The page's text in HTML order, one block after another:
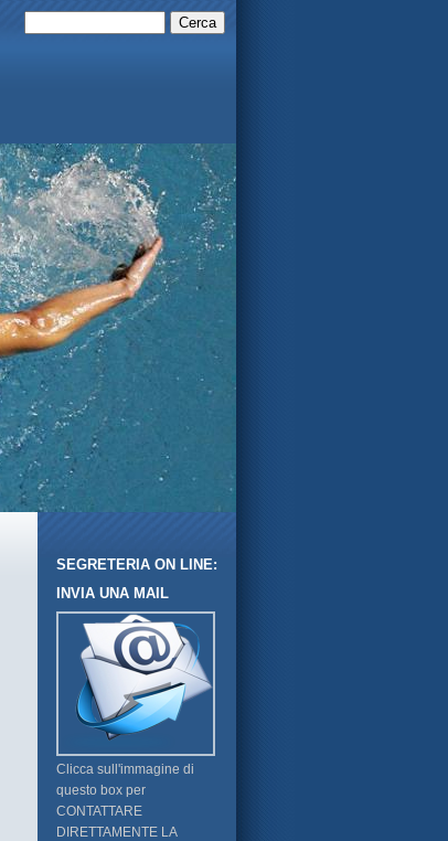
SEGRETERIA ON LINE:
INVIA UNA MAIL
Clicca sull'immagine di
questo box per
CONTATTARE
DIRETTAMENTE LA